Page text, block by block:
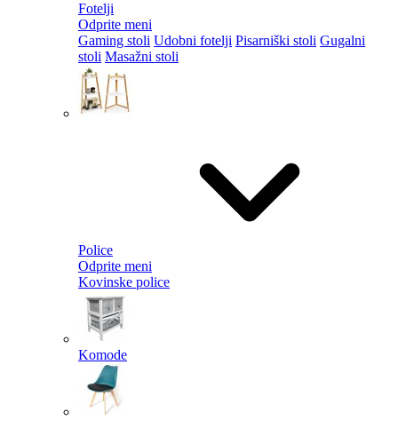
Fotelji
Odprite meni
Gaming stoli Udobni fotelji Pisarniški stoli Gugalni
stoli Masažni stoli
Police
Odprite meni
Kovinske police
Komode